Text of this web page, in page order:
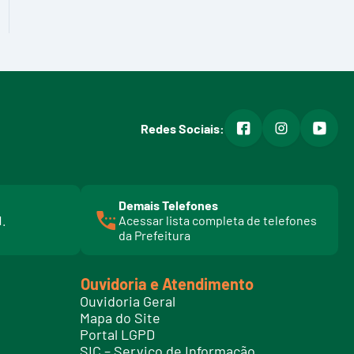
Redes Sociais: facebookinstagram
Demais Telefones
Acessar lista completa de telefones
da Prefeitura
l
i
t
e
l
e
f
Ouvidoria e Atendimento
Ouvidoria Geral
Mapa do Site
Portal LGPD